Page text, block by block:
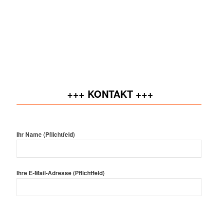
+++ KONTAKT +++
Ihr Name (Pflichtfeld)
Ihre E-Mail-Adresse (Pflichtfeld)